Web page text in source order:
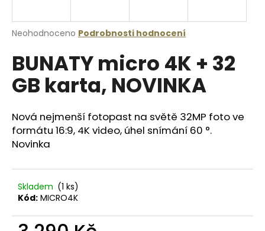
Průměrné
produktu
je
0,0
z
hvězdiček.
Neohodnoceno Podrobnosti hodnocení
BUNATY micro 4K + 32
GB karta, NOVINKA
Nová nejmenší fotopast na světě 32MP foto ve
formátu 16:9, 4K video, úhel snímání 60 °.
Novinka
Skladem (1 ks)
Kód: MICRO4K
j
t
?
HLEDAT
D
o
p